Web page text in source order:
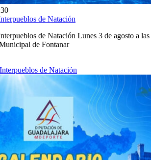
de Natación
de Natación Lunes 3 de agosto a las
de Fontanar
de Natación